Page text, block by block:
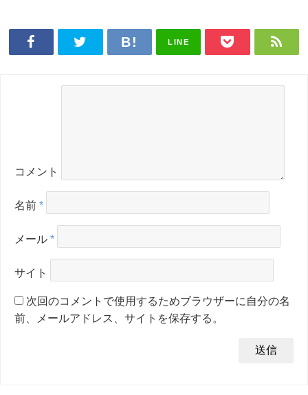
LINE
コメント
名前 *
メール *
サイト
次回のコメントで使用するためブラウザーに自分の名
前、メールアドレス、サイトを保存する。